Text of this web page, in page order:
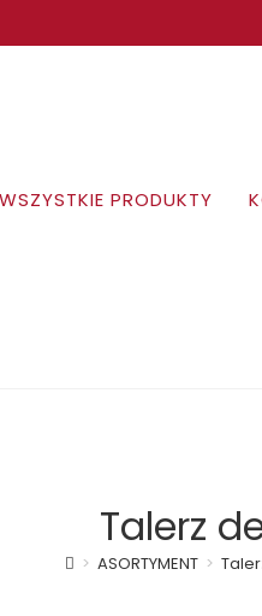
WSZYSTKIE PRODUKTY
Talerz
> ASORTYMENT >